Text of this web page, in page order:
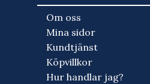
Om oss
Mina sidor
Kundtjänst
Köpvillkor
Hur handlar jag?